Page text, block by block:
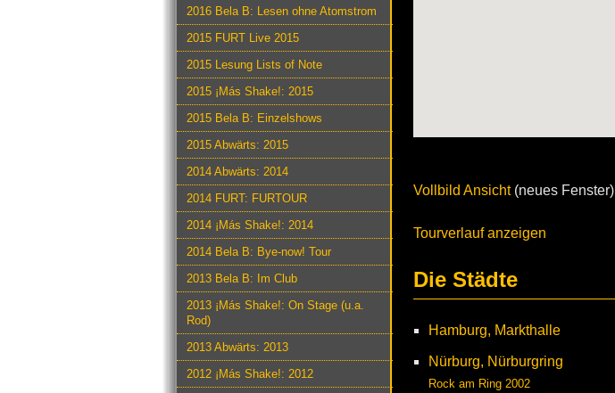
2016 Bela B: Lesen ohne Atomstrom
2015 FURT Live 2015
2015 Lesung Lists of Note
2015 ¡Más Shake!: 2015
2015 Bela B: Einzelshows
2015 Abwärts: 2015
2014 Abwärts: 2014
2014 FURT: FURTOUR
2014 ¡Más Shake!: 2014
2014 Bela B: Bye-now! Tour
2013 Bela B: Im Club
2013 ¡Más Shake!: On Stage (u.a.
Rod)
2013 Abwärts: 2013
2012 ¡Más Shake!: 2012
Vollbild Ansicht(neues Fenster)
Tourverlauf anzeigen
Die Städte
Hamburg, Markthalle
Nürburg, Nürburgring
Rock am Ring 2002